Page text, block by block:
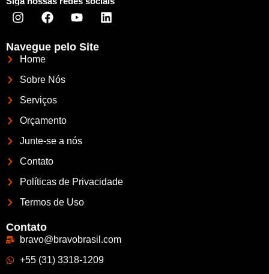
Navegue pelo Site
Home
Sobre Nós
Serviços
Orçamento
Junte-se a nós
Contato
Políticas de Privacidade
Termos de Uso
Contato
bravo@bravobrasil.com
+55 (31) 3318-1209